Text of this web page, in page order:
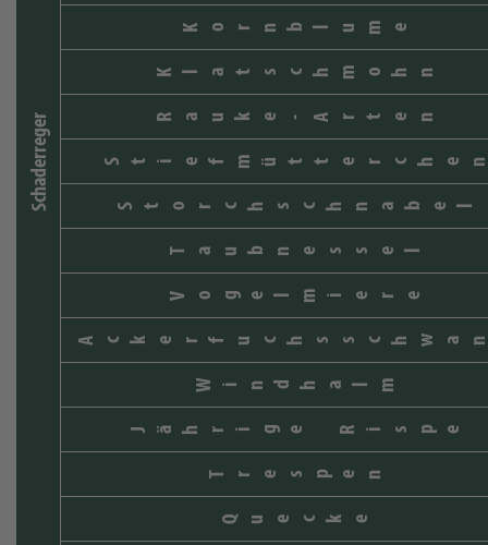
Schaderreger
Quecke
Trespen
Jährige Rispe
Windhalm
Vogelmiere
Taubnessel
Storchschnabel
Rauke-Arten
Klatschmohn
Kornblume